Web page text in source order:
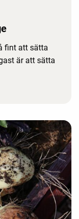
fint att sätta
är att sätta